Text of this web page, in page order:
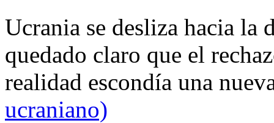
Ucrania se desliza hacia
quedado claro que el
realidad escondía una
ucraniano)